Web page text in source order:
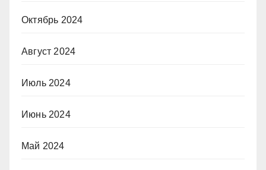
Октябрь 2024
Август 2024
Июль 2024
Июнь 2024
Май 2024